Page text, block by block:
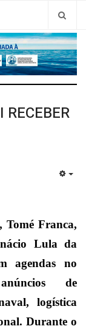
Tomé Franca,
Lula da
agendas no
de
logística
Durante o